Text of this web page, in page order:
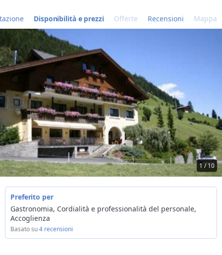
Disponibilità e prezzi Offerte Recensioni Mappa
1 / 10
Preferito per
Gastronomia, Cordialità e professionalità del personale,
Accoglienza
Basato su4 recensioni